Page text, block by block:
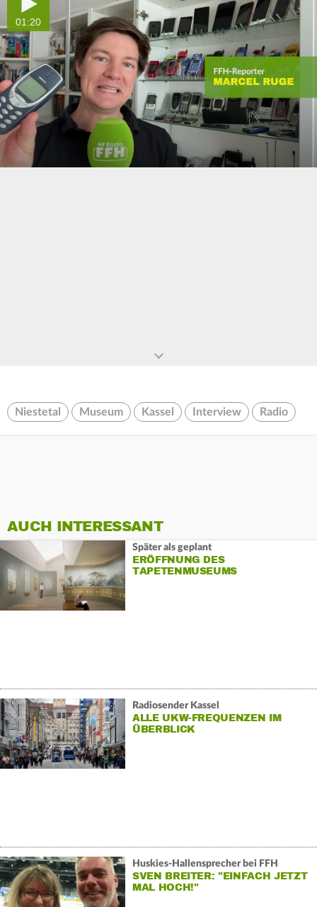
01:20
Niestetal Museum Kassel Interview Radio
AUCH INTERESSANT
Später als geplant
ERÖFFNUNG DES
TAPETENMUSEUMS
Radiosender Kassel
ALLE UKW-FREQUENZEN IM
ÜBERBLICK
Huskies-Hallensprecher bei FFH
SVEN BREITER: "EINFACH JETZT
MAL HOCH!"